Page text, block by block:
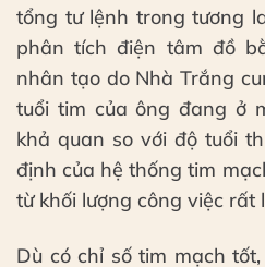
tổng tư lệnh trong tương
phân tích điện tâm đồ
nhân tạo do Nhà Trắng
tuổi tim của ông đang ở
khả quan so với độ tuổi
định của hệ thống tim
từ khối lượng công việc rất
Dù có chỉ số tim mạch